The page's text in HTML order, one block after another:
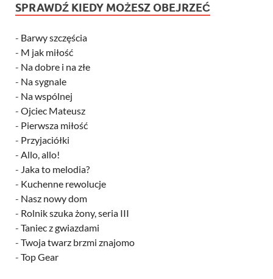
SPRAWDŹ KIEDY MOŻESZ OBEJRZEĆ
- Barwy szczęścia
- M jak miłość
- Na dobre i na złe
- Na sygnale
- Na wspólnej
- Ojciec Mateusz
- Pierwsza miłość
- Przyjaciółki
- Allo, allo!
- Jaka to melodia?
- Kuchenne rewolucje
- Nasz nowy dom
- Rolnik szuka żony, seria III
- Taniec z gwiazdami
- Twoja twarz brzmi znajomo
- Top Gear